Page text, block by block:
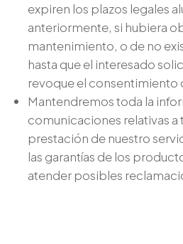
expiren los plazos legales
anteriormente, si hubiera
mantenimiento, o de no
hasta que el interesado
revoque el consentimiento
Mantendremos toda la
comunicaciones relativas a
prestación de nuestro
las garantías de los
atender posibles